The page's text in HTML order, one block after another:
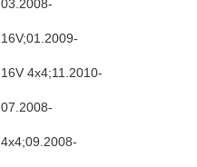
4x4;11.2010-